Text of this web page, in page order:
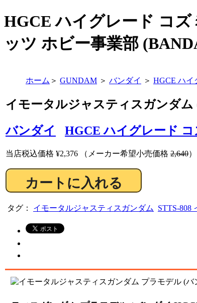
HGCE ハイグレード コ
ッツ ホビー事業部
ホーム ＞ GUNDAM ＞ バンダイ ＞ HGCE ハイ
イモータルジャスティスガンダム
バンダイ
HGCE ハイグレード
当店税込価格 ¥2,376 （メーカー希望小売価格 2,640）
タグ： イモータルジャスティスガンダム STTS-808